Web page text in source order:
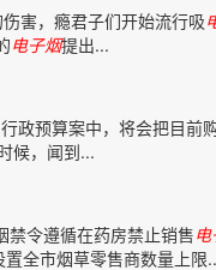
害，瘾君子们开始流行吸
电子烟提出...
政预算案中，将会把目前
候，闻到...
禁令遵循在药房禁止销售电
全市烟草零售商数量上限